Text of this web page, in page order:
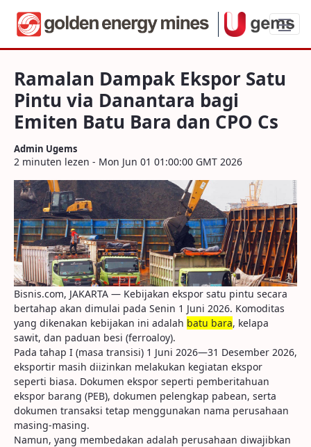
Ramalan Dampak Ekspor Satu Pintu via
Ramalan Dampak Ekspor Satu
Pintu via Danantara bagi
Emiten Batu Bara dan CPO Cs
Admin Ugems
2 minuten lezen - Mon Jun 01 01:00:00 GMT 2026
Bisnis.com, JAKARTA — Kebijakan ekspor satu pintu secara
bertahap akan dimulai pada Senin 1 Juni 2026. Komoditas
yang dikenakan kebijakan ini adalah batu bara, kelapa
sawit, dan paduan besi (ferroaloy).
Pada tahap I (masa transisi) 1 Juni 2026—31 Desember 2026,
eksportir masih diizinkan melakukan kegiatan ekspor
seperti biasa. Dokumen ekspor seperti pemberitahuan
ekspor barang (PEB), dokumen pelengkap pabean, serta
dokumen transaksi tetap menggunakan nama perusahaan
masing-masing.
Namun, yang membedakan adalah perusahaan diwajibkan